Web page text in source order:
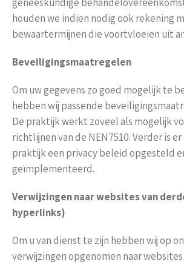
houden we indien nodig ook rekening
bewaartermijnen die voortvloeien uit
Beveiligingsmaatregelen
Om uw gegevens zo goed mogelijk te
hebben wij passende
De praktijk werkt zoveel als mogelijk
richtlijnen van de NEN7510. Verder is
praktijk een privacy beleid opgesteld
geïmplementeerd.
Verwijzingen naar websites van
hyperlinks)
Om u van dienst te zijn hebben wij op
verwijzingen opgenomen naar websites